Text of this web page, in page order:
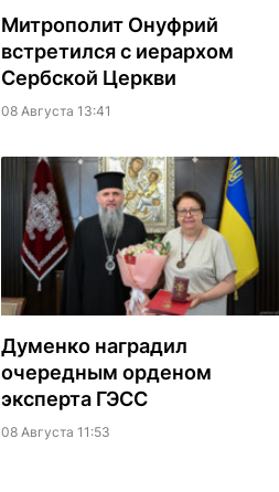
Митрополит Онуфрий
встретился с иерархом
Сербской Церкви
08 Августа 13:41
Думенко наградил
очередным орденом
эксперта ГЭСС
08 Августа 11:53